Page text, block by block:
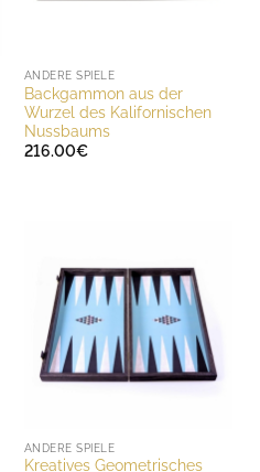
ANDERE SPIELE
Backgammon aus der
Wurzel des Kalifornischen
Nussbaums
216.00€
ANDERE SPIELE
Kreatives Geometrisches